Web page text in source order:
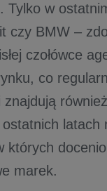
Tylko w
czy BMW –
czołówce
co
znajdują
ostatnich
których
marek.